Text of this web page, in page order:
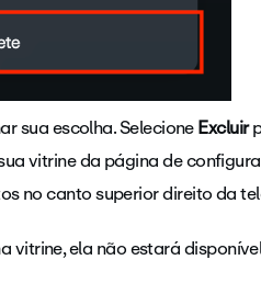
sua escolha. SelecioneExcluir
vitrine da página de
no canto superior direito da
vitrine, ela não estará